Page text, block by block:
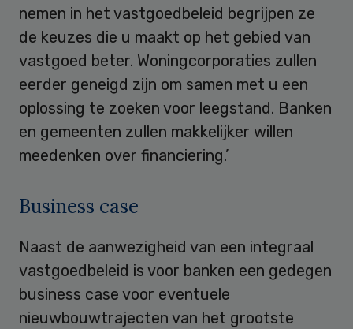
nemen in het vastgoedbeleid begrijpen ze
de keuzes die u maakt op het gebied van
vastgoed beter. Woningcorporaties zullen
eerder geneigd zijn om samen met u een
oplossing te zoeken voor leegstand. Banken
en gemeenten zullen makkelijker willen
meedenken over financiering.’
Business case
Naast de aanwezigheid van een integraal
vastgoedbeleid is voor banken een gedegen
business case voor eventuele
nieuwbouwtrajecten van het grootste